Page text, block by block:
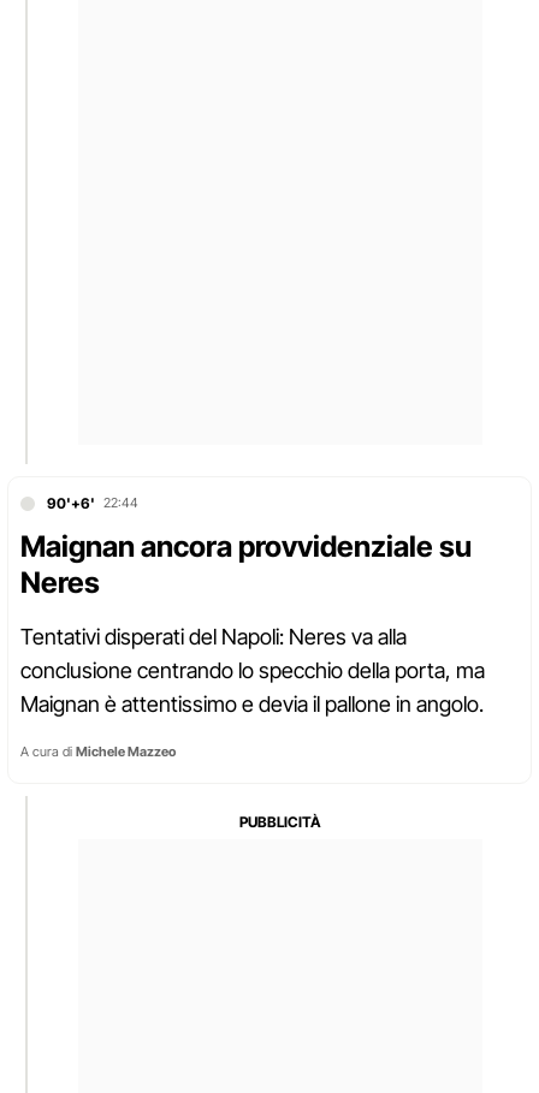
90'+6' 22:44
Maignan ancora provvidenziale su
Neres
Tentativi disperati del Napoli: Neres va alla
conclusione centrando lo specchio della porta, ma
Maignan è attentissimo e devia il pallone in angolo.
A cura di Michele Mazzeo